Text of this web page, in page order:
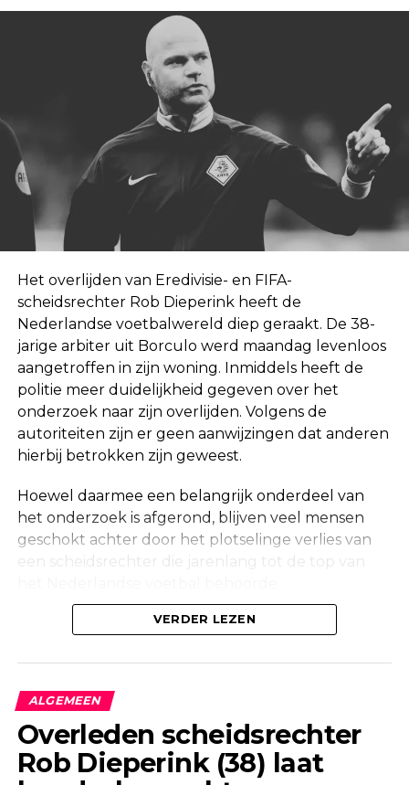
Het overlijden van Eredivisie- en FIFA-
scheidsrechter Rob Dieperink heeft de
Nederlandse voetbalwereld diep geraakt. De 38-
jarige arbiter uit Borculo werd maandag levenloos
aangetroffen in zijn woning. Inmiddels heeft de
politie meer duidelijkheid gegeven over het
onderzoek naar zijn overlijden. Volgens de
autoriteiten zijn er geen aanwijzingen dat anderen
hierbij betrokken zijn geweest.
Hoewel daarmee een belangrijk onderdeel van
het onderzoek is afgerond, blijven veel mensen
geschokt achter door het plotselinge verlies van
een scheidsrechter die jarenlang tot de top van
Onderzoek na vondst in woning
Molenstraat in Borculo een overleden persoon
aangetroffen. Kort daarna bevestigde de politie
dat er onderzoek werd gedaan naar de
omstandigheden van het overlijden.
VERDER LEZEN
ALGEMEEN
Overleden scheidsrechter
Rob Dieperink (38) laat